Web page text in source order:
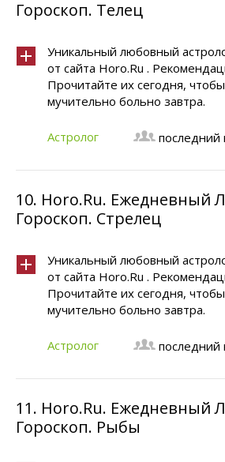
Гороскоп. Телец
Уникальный любовный
от сайта Horo.Ru .
Прочитайте их сегодня,
мучительно больно завтра.
Астролог последний
10. Horo.Ru. Ежедневный
Гороскоп. Стрелец
Уникальный любовный
от сайта Horo.Ru .
Прочитайте их сегодня,
мучительно больно завтра.
Астролог последний
11. Horo.Ru. Ежедневный
Гороскоп. Рыбы